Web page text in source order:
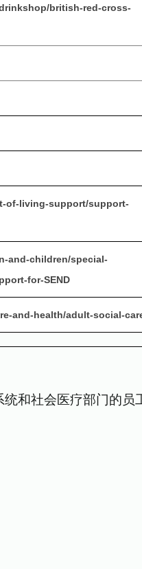
british-red-cross-
of-living-support/support-
and-children/special-
for-SEND
and-health/adult-social-
和社会医疗部门的员